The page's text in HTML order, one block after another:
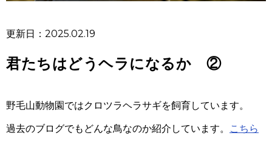
更新日：2025.02.19
君たちはどうヘラになるか ②
野毛山動物園ではクロツラヘラサギを飼育しています。
過去のブログでもどんな鳥なのか紹介しています。
こちら